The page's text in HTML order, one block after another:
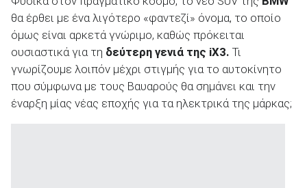
ΑΝΑΖΗΤΗΣΗ
Μεταχειρισμένα
θα έρθει με ένα λιγότερο «φαντεζί» όνομα, το οποίο
όμως είναι αρκετά γνώριμο, καθώς πρόκειται
ουσιαστικά για τη δεύτερη γενιά της iX3. Τι
γνωρίζουμε λοιπόν μέχρι στιγμής για το αυτοκίνητο
που σύμφωνα με τους Βαυαρούς θα σημάνει και την
έναρξη μίας νέας εποχής για τα ηλεκτρικά της μάρκας;